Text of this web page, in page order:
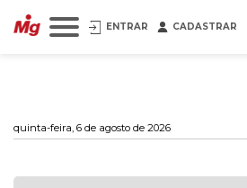
ENTRAR CADASTRAR
quinta-feira, 6 de agosto de 2026